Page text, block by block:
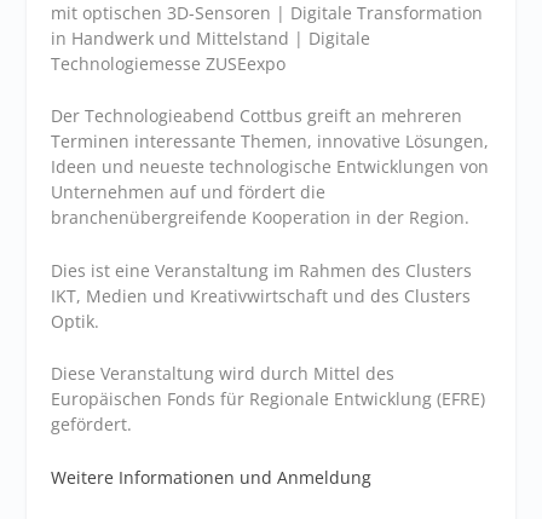
mit optischen 3D-Sensoren | Digitale Transformation
in Handwerk und Mittelstand | Digitale
Technologiemesse ZUSEexpo
Der Technologieabend Cottbus greift an mehreren
Terminen interessante Themen, innovative Lösungen,
Ideen und neueste technologische Entwicklungen von
Unternehmen auf und fördert die
branchenübergreifende Kooperation in der Region.
Dies ist eine Veranstaltung im Rahmen des Clusters
IKT, Medien und Kreativwirtschaft und des Clusters
Optik.
Diese Veranstaltung wird durch Mittel des
Europäischen Fonds für Regionale Entwicklung (EFRE)
gefördert.
Weitere Informationen und Anmeldung